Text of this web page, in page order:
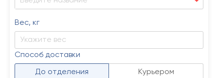
Вес, кг
Способ доставки
До отделения Курьером